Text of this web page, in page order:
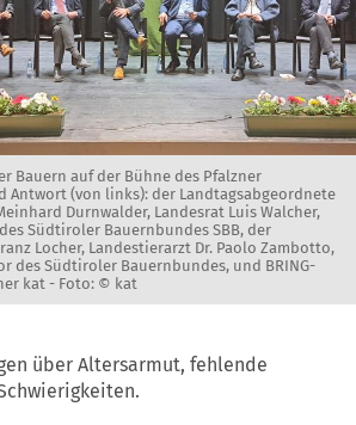
Bauern auf der Bühne des Pfalzner
Antwort (von links): der Landtagsabgeordnete
Durnwalder, Landesrat Luis Walcher,
Südtiroler Bauernbundes SBB, der
Locher, Landestierarzt Dr. Paolo Zambotto,
des Südtiroler Bauernbundes, und BRING-
kat - Foto: © kat
über Altersarmut, fehlende